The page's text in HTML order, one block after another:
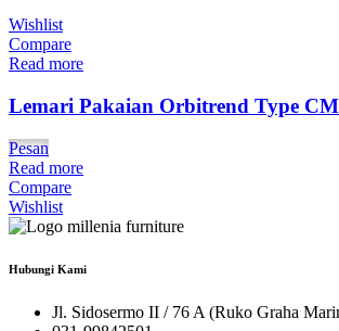
Wishlist
Compare
Read more
Lemari Pakaian Orbitrend Type
Pesan
Read more
Compare
Wishlist
Hubungi Kami
Jl. Sidosermo II / 76 A (Ruko Graha